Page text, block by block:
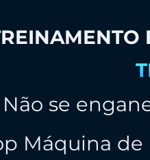
Não se
Máquina